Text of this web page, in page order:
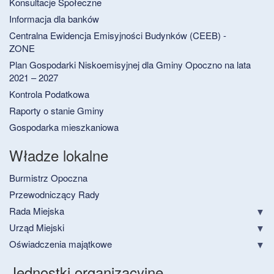
Informacja dla banków
Centralna Ewidencja Emisyjności Budynków (CEEB) -
ZONE
Plan Gospodarki Niskoemisyjnej dla Gminy Opoczno na lata
2021 – 2027
Kontrola Podatkowa
Raporty o stanie Gminy
Gospodarka mieszkaniowa
Władze lokalne
Burmistrz Opoczna
Przewodniczący Rady
Rada Miejska
Urząd Miejski
Oświadczenia majątkowe